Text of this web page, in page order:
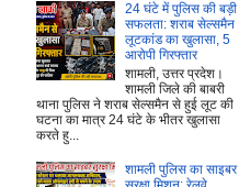
24 घंटे में पुलिस की बड़ी
सफलता: शराब सेल्समैन
लूटकांड का खुलासा, 5
आरोपी गिरफ्तार
शामली, उत्तर प्रदेश।
शामली जिले की बाबरी
थाना पुलिस ने शराब सेल्समैन से हुई लूट की
घटना का मात्र 24 घंटे के भीतर खुलासा
करते हु...
शामली पुलिस का साइबर